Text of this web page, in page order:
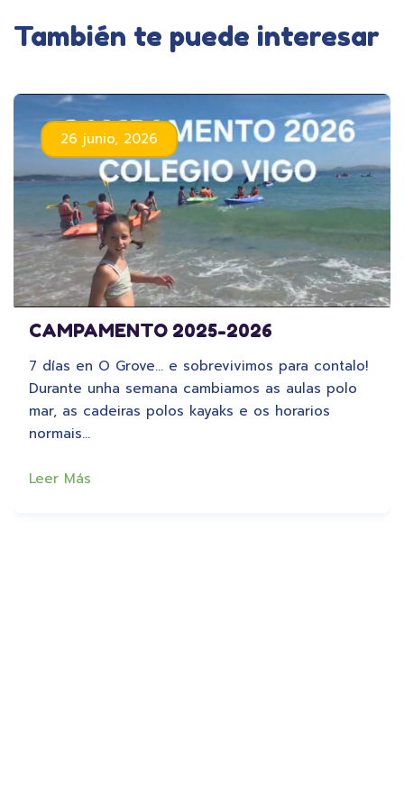
También te puede interesar
26 junio, 2026
CAMPAMENTO 2025-2026
7 días en O Grove… e sobrevivimos para contalo!
Durante unha semana cambiamos as aulas polo
mar, as cadeiras polos kayaks e os horarios
normais…
Leer Más